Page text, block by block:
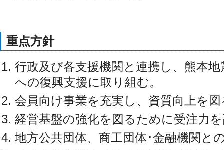
重点方針
行政及び各支援機関と連携し、熊本
への復興支援に取り組む。
会員向け事業を充実し、資質向上を
経営基盤の強化を図るために受注力
地方公共団体、商工団体･金融機関と